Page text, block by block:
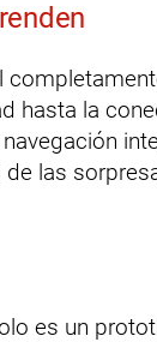
hasta la
las
es un